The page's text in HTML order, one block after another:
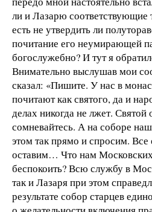
ли и Лазарю соответствующие
есть не утвердить ли
почитание его неумирающей
богослужебно? И тут я
Внимательно выслушав мои
сказал: «Пишите. У нас в
почитают как святого, да и
делах никогда не лжет. Святой
сомневайтесь. А на соборе
этом так прямо и спросим. Все
оставим… Что нам
беспокоить? Всю службу в
так и Лазаря при этом
результате собор старцев